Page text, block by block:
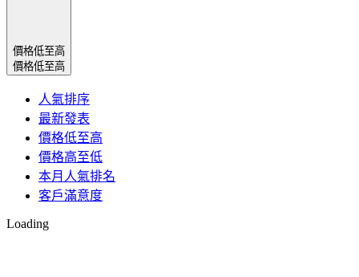
價格低至高
價格低至高
人氣排序
最新發表
價格低至高
價格高至低
本月人氣排名
客戶滿意度
Loading